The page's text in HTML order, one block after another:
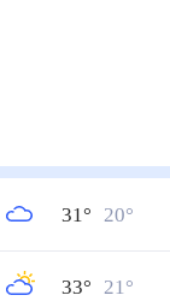
31° 20°
33° 21°